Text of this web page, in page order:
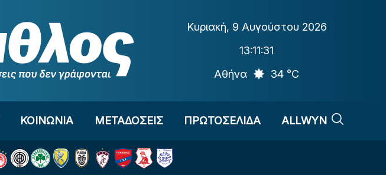
Κυριακή, 9 Αυγούστου 2026
13:11:32
Αθήνα
34 °C
ΚΟΙΝΩΝΙΑ ΜΕΤΑΔΟΣΕΙΣ ΠΡΩΤΟΣΕΛΙΔΑ ALLWYN